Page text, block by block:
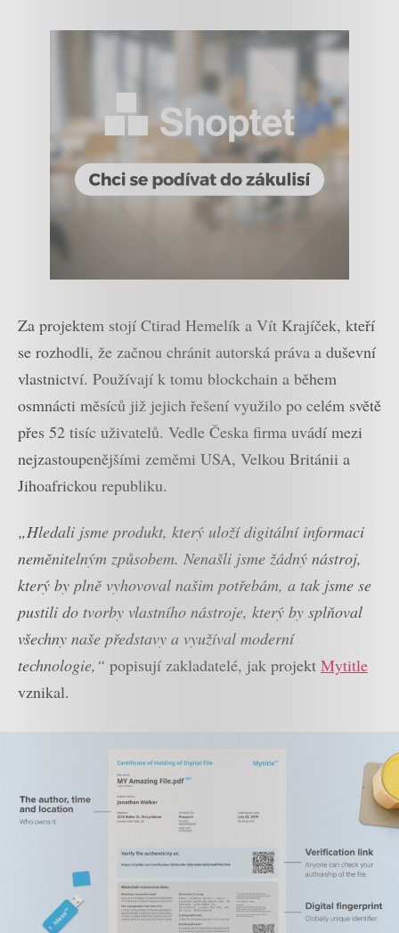
Za projektem stojí Ctirad Hemelík a Vít Krajíček, kteří
se rozhodli, že začnou chránit autorská práva a duševní
vlastnictví. Používají k tomu blockchain a během
osmnácti měsíců již jejich řešení využilo po celém světě
přes 52 tisíc uživatelů. Vedle Česka firma uvádí mezi
nejzastoupenějšími zeměmi USA, Velkou Británii a
Jihoafrickou republiku.
„Hledali jsme produkt, který uloží digitální informaci
neměnitelným způsobem. Nenašli jsme žádný nástroj,
který by plně vyhovoval našim potřebám, a tak jsme se
pustili do tvorby vlastního nástroje, který by splňoval
všechny naše představy a využíval moderní
technologie,“ popisují zakladatelé, jak projekt Mytitle
vznikal.